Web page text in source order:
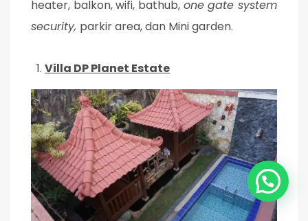
heater, balkon, wifi, bathub, one gate system
security, parkir area, dan Mini garden.
Villa DP Planet Estate